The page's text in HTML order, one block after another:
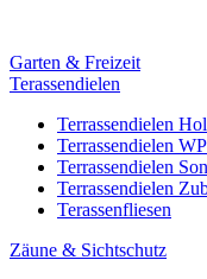
Garten & Freizeit
Terassendielen
Terrassendielen
Terrassendielen
Terrassendielen
Terrassendielen
Terassenfliesen
Zäune & Sichtschutz